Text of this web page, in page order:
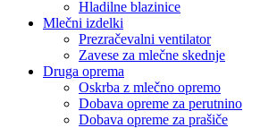
Hladilne blazinice
Mlečni izdelki
Prezračevalni ventilator
Zavese za mlečne skednje
Druga oprema
Oskrba z mlečno opremo
Dobava opreme za perutnino
Dobava opreme za prašiče